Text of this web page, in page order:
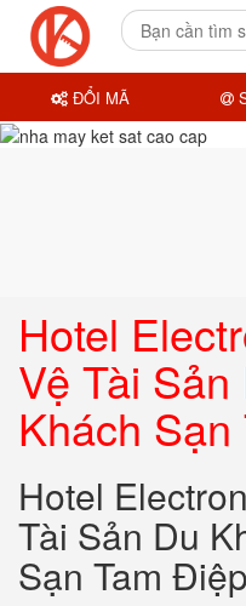
Hotel
Vệ Tài
Khách
Hotel
Tài Sản Du
Sạn Tam Điệp
ĐỔI MÃ